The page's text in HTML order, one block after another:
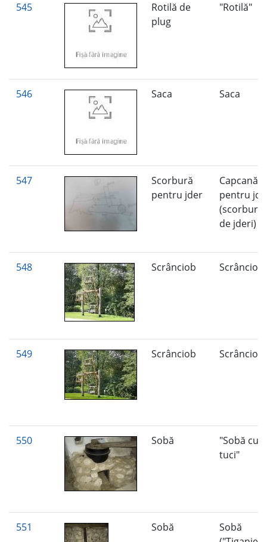
545
Rotilă de
plug
"Rotilă"
546 Saca Saca
547
Scorbură
pentru jder
Capcană
pentru
(scorbură
de jderi)
548 Scrânciob Scrânciob
549 Scrânciob Scrânciob
550 Sobă
"Sobă cu
tuci"
551 Sobă
Sobă